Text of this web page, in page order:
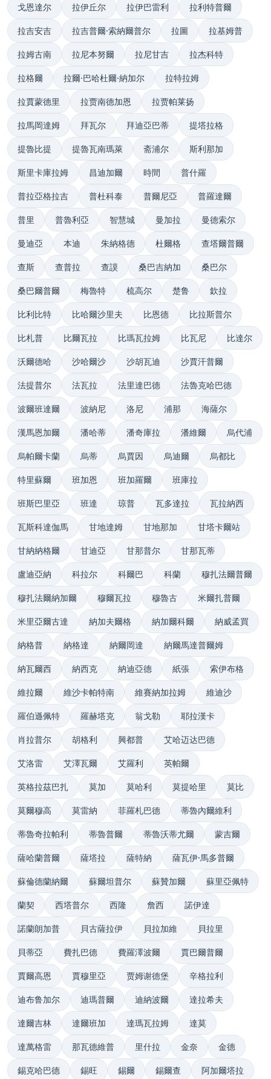
戈恩達尔 拉伊丘尔 拉伊巴雷利 拉利特普爾
拉吉安吉 拉吉普爾·索納爾普尔 拉圖 拉基姆普
拉姆古南 拉尼本努爾 拉尼甘吉 拉杰科特
拉格爾 拉爾·巴哈杜爾·納加尔 拉特拉姆
拉賈蒙德里 拉贾南德加恩 拉贾帕莱扬
拉馬岡達姆 拜瓦尔 拜迪亞巴蒂 提塔拉格
提魯比提 提魯瓦南瑪萊 斋浦尔 斯利那加
斯里卡庫拉姆 昌迪加爾 時間 普什羅
普拉亞格拉吉 普杜科泰 普爾尼亞 普羅達爾
普里 普魯利亞 智慧城 曼加拉 曼德索尔
曼迪亞 本迪 朱納格德 杜爾格 查塔爾普爾
查斯 查普拉 查謨 桑巴吉納加 桑巴尔
桑巴爾普爾 梅魯特 梳高尔 楚鲁 欽拉
比利比特 比哈爾沙里夫 比恩德 比拉斯普尔
比札普 比爾瓦拉 比瑪瓦拉姆 比瓦尼 比達尔
沃爾德哈 沙哈爾沙 沙胡瓦迪 沙賈汗普爾
法提普尔 法瓦拉 法里達巴德 法魯克哈巴德
波爾班達爾 波納尼 洛尼 浦那 海薩尔
漢馬恩加爾 潘哈蒂 潘奇庫拉 潘維爾 烏代浦
烏帕爾卡蘭 烏蒂 烏賈因 烏迪爾 烏都比
特里蘇爾 班加恩 班加羅爾 班庫拉
班斯巴里亞 班達 琼普 瓦多達拉 瓦拉納西
瓦斯科達伽馬 甘地達姆 甘地那加 甘塔卡爾站
甘納納格爾 甘迪亞 甘那普尔 甘那瓦蒂
盧迪亞納 科拉尔 科爾巴 科蘭 穆扎法爾普爾
穆扎法爾納加爾 穆爾瓦拉 穆魯古 米爾扎普爾
米里亞爾古達 納加夫爾格 納加爾科爾 納威孟買
納格普 納格達 納爾岡達 納爾馬達普爾姆
納瓦爾西 納西克 納迪亞德 紙張 索伊布格
維拉爾 維沙卡帕特南 維賽納加拉姆 維迪沙
羅伯遜佩特 羅赫塔克 翁戈勒 耶拉漢卡
肖拉普尔 胡格利 興都普 艾哈迈达巴德
艾洛雷 艾澤瓦爾 艾羅利 英帕爾
英格拉茲巴扎 莫加 莫哈利 莫提哈里 莫比
莫爾穆高 莫雷納 菲羅札巴德 蒂魯內爾維利
蒂魯奇拉帕利 蒂魯普爾 蒂魯沃蒂尤爾 蒙吉爾
薩哈蘭普爾 薩塔拉 薩特納 薩瓦伊·馬多普爾
蘇倫德蘭納爾 蘇爾坦普尔 蘇贊加爾 蘇里亞佩特
蘭契 西塔普尔 西隆 詹西 諾伊達
諾蘭朗加普 貝古薩拉伊 貝拉加維 貝拉里
貝蒂亞 費扎巴德 費羅澤波爾 賈巴爾普爾
賈爾高恩 賈穆里亞 贾姆谢德堡 辛格拉利
迪布鲁加尔 迪瑪普爾 迪納波爾 達拉希夫
達爾吉林 達爾班加 達瑪瓦拉姆 達莫
達萬格雷 那瓦德維普 里什拉 金奈 金德
錫克哈巴德 錫旺 錫爾 錫爾查 阿加爾塔拉